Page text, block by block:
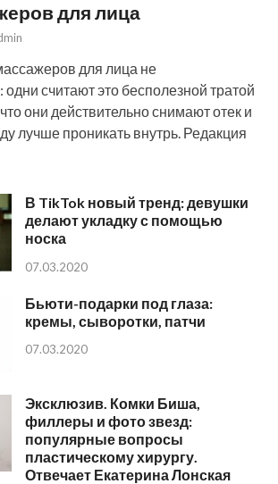
для лица
для лица не
одни считают это бесполезной тратой
они действительно снимают отек и
лучше проникать внутрь. Редакция
В TikTok новый тренд: девушки
делают укладку с помощью
носка
07.03.2020
Бьюти-подарки под глаза:
кремы, сыворотки, патчи
07.03.2020
Эксклюзив. Комки Биша,
филлеры и фото звезд:
популярные вопросы
пластическому хирургу.
Отвечает Екатерина Лонская